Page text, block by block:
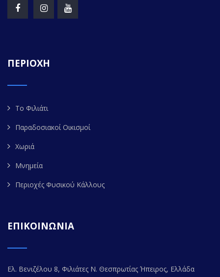
ΠΕΡΙΟΧΗ
Το Φιλιάτι
Παραδοσιακοί Οικισμοί
Χωριά
Μνημεία
Περιοχές Φυσικού Κάλλους
ΕΠΙΚΟΙΝΩΝΙΑ
Ελ. Βενιζέλου 8, Φιλιάτες Ν. Θεσπρωτίας Ήπειρος, Ελλάδα